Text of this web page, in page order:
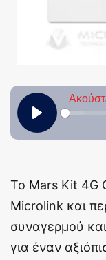
Το Mars Kit 4G
Microlink και
συναγερμού
για έναν